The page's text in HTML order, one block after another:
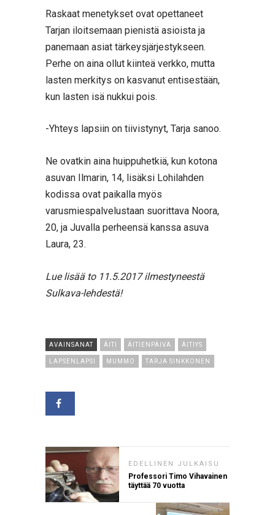
Raskaat menetykset ovat opettaneet
Tarjan iloitsemaan pienistä asioista ja
panemaan asiat tärkeysjärjestykseen.
Perhe on aina ollut kiinteä verkko, mutta
lasten merkitys on kasvanut entisestään,
kun lasten isä nukkui pois.
-Yhteys lapsiin on tiivistynyt, Tarja sanoo.
Ne ovatkin aina huippuhetkiä, kun kotona
asuvan Ilmarin, 14, lisäksi Lohilahden
kodissa ovat paikalla myös
varusmiespalvelustaan suorittava Noora,
20, ja Juvalla perheensä kanssa asuva
Laura, 23.
Lue lisää to 11.5.2017 ilmestyneestä
Sulkava-lehdestä!
AVAINSANAT ÄITI ÄITIENPÄIVÄ ÄITIYS
LAPSENLAPSI MUMMO TARJA SINKKONEN
EDELLINEN JULKAISU
Professori Timo Vihavainen
täyttää 70 vuotta